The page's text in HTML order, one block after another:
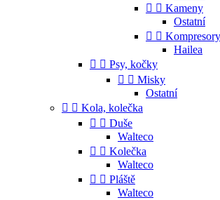
  Kameny
Ostatní
  Kompresory
Hailea
  Psy, kočky
  Misky
Ostatní
  Kola, kolečka
  Duše
Walteco
  Kolečka
Walteco
  Pláště
Walteco